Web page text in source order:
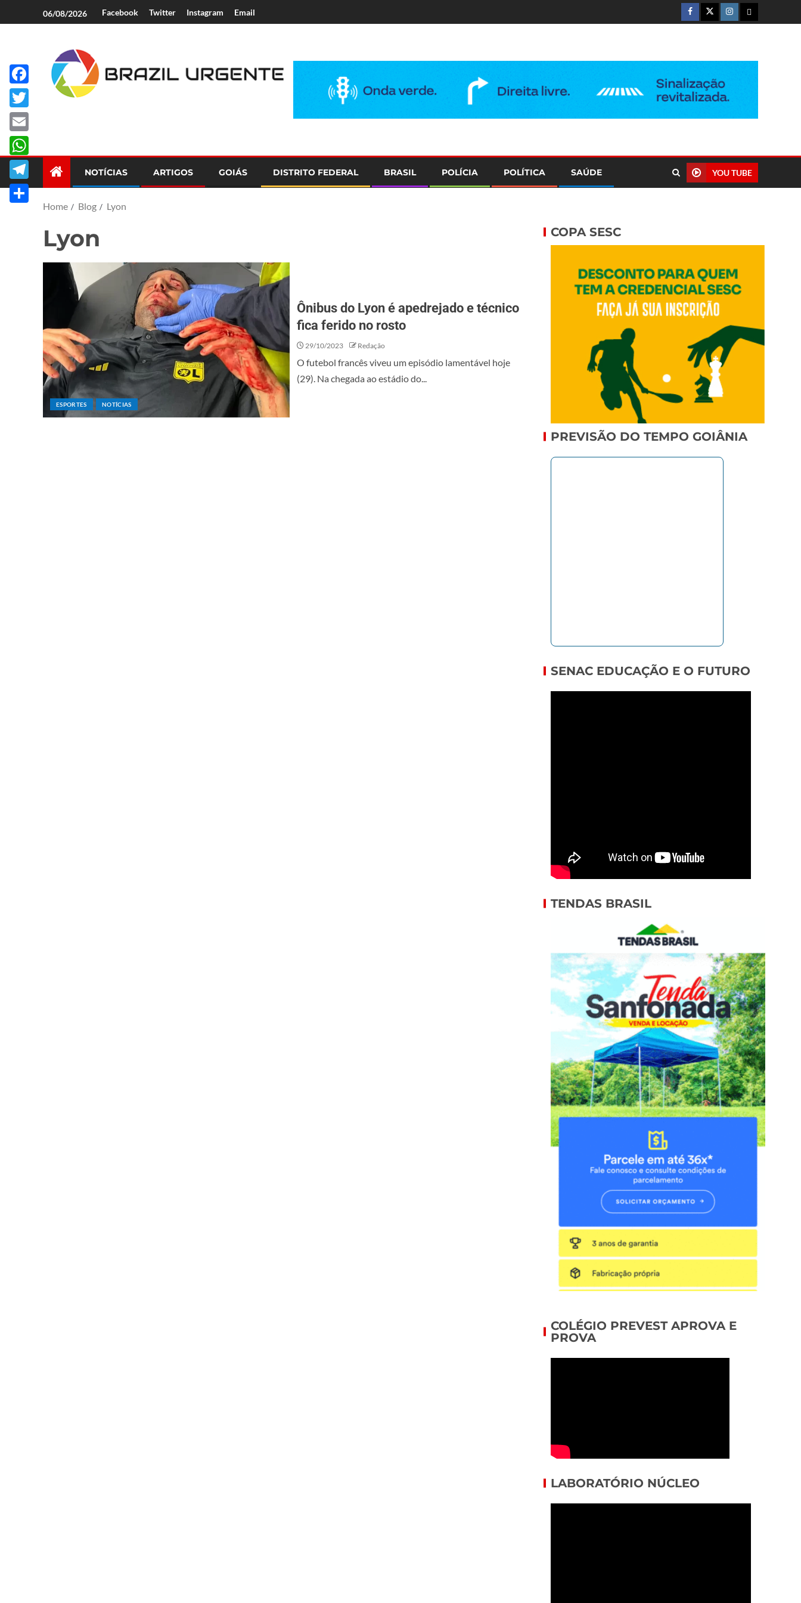
06/08/2026 Facebook Twitter Instagram Email
NOTÍCIAS ARTIGOS GOIÁS DISTRITO FEDERAL BRASIL POLÍCIA POLÍTICA SAÚDE YOU TUBE
Home Blog Lyon
Lyon
ESPORTES NOTÍCIAS
Ônibus do Lyon é apedrejado e técnico
fica ferido no rosto
29/10/2023 Redação
O futebol francês viveu um episódio lamentável hoje
(29). Na chegada ao estádio do...
Facebook
Twitter
Email
WhatsApp
Telegram
COPA SESC
PREVISÃO DO TEMPO GOIÂNIA
SENAC EDUCAÇÃO E O FUTURO
TENDAS BRASIL
COLÉGIO PREVEST APROVA E
PROVA
LABORATÓRIO NÚCLEO